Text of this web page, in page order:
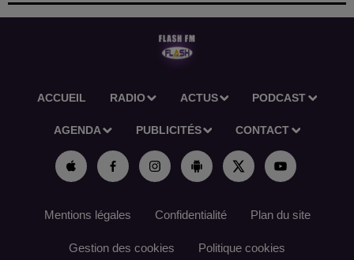
ACCUEIL RADIO ACTUS PODCAST
AGENDA PUBLICITÉS CONTACT
Mentions légales Confidentialité Plan du site
Gestion des cookies Politique cookies